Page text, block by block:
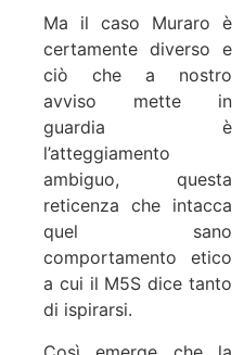
Ma il caso Muraro è
certamente diverso e
ciò che a nostro
avviso mette in
guardia è
l’atteggiamento
ambiguo, questa
reticenza che intacca
quel sano
comportamento etico
a cui il M5S dice tanto
di ispirarsi.